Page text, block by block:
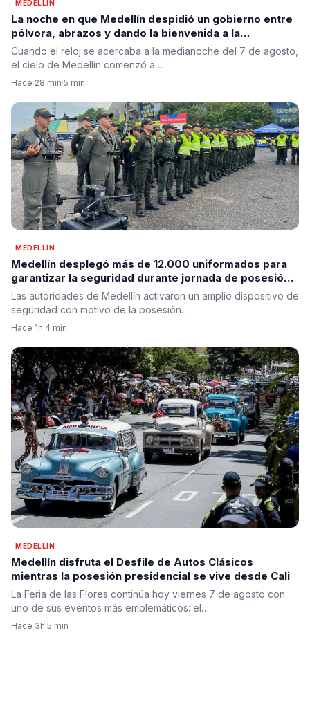
MEDELLÍN
La noche en que Medellín despidió un gobierno entre
pólvora, abrazos y dando la bienvenida a la
esperanza de cambio
Cuando el reloj se acercaba a la medianoche del 7 de agosto,
el cielo de Medellín comenzó a…
Hace 28 min·5 min
MEDELLÍN
Medellín desplegó más de 12.000 uniformados para
garantizar la seguridad durante jornada de posesión
presidencial en prevención
Las autoridades de Medellín activaron un amplio dispositivo de
seguridad con motivo de la posesión…
Hace 1h·4 min
MEDELLÍN
Medellín disfruta el Desfile de Autos Clásicos
mientras la posesión presidencial se vive desde Cali
La Feria de las Flores continúa hoy viernes 7 de agosto con
uno de sus eventos más emblemáticos: el…
Hace 3h·5 min